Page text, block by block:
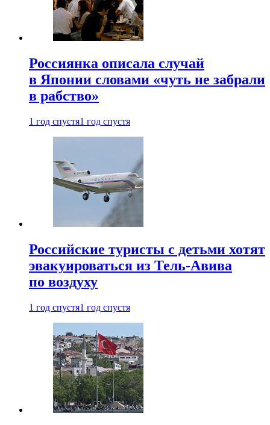
Россиянка описала случай
в Японии словами «чуть не забрали
в рабство»
1 год спустя1 год спустя
Российские туристы с детьми хотят
эвакуироваться из Тель-Авива
по воздуху
1 год спустя1 год спустя